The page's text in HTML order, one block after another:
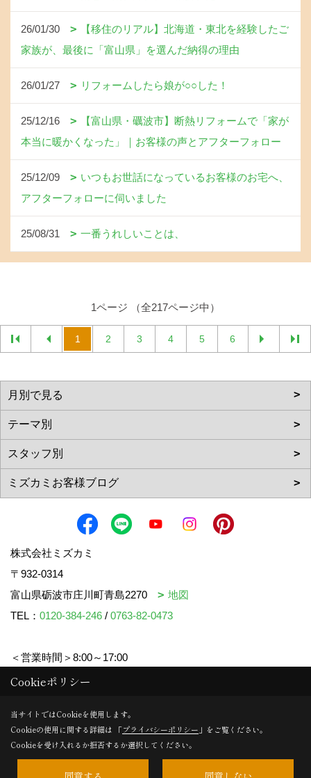
26/01/30
【移住のリアル】北海道・東北を経験したご
家族が、最後に「富山県」を選んだ納得の理由
26/01/27 リフォームしたら娘が○○した！
25/12/16
【富山県・礪波市】断熱リフォームで「家が
本当に暖かくなった」｜お客様の声とアフターフォロー
25/12/09
いつもお世話になっているお客様のお宅へ、
アフターフォローに伺いました
25/08/31 一番うれしいことは、
1ページ （全217ページ中）
1 2 3 4 5 6
株式会社ミズカミ
〒932-0314
富山県砺波市庄川町青島2270
地図
TEL： 0120-384-246 / 0763-82-0473
＜営業時間＞8:00～17:00
＜定休日＞水曜日・祝日
Copyright (c) mizukami. All Rights Reserved.
Cookieポリシー
当サイトではCookieを使用します。
Cookieの使用に関する詳細は 「プライバシーポリシー 」をご覧ください。
Cookieを受け入れるか拒否するか選択してください。